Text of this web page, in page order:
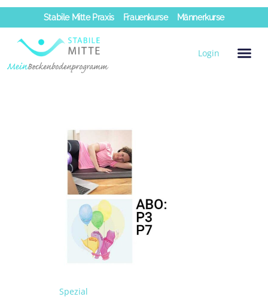
Zum
springen
Stabile Mitte Praxis Frauenkurse Männerkurse
Login
Spezial